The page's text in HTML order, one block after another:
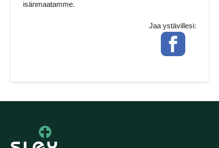
isänmaatamme.
Jaa ystävillesi:
Facebook